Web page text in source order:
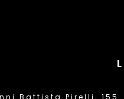
Battista Pirelli, 155